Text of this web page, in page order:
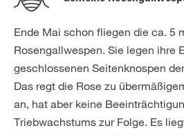
Ende Mai schon fliegen die ca. 5
Rosengallwespen. Sie legen ihre
geschlossenen Seitenknospen
Das regt die Rose zu
an, hat aber keine
Triebwachstums zur Folge. Es